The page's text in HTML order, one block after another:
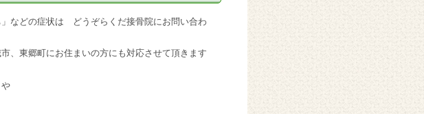
などの症状は どうぞらくだ接骨院にお問い合わ
、東郷町にお住まいの方にも対応させて頂きます